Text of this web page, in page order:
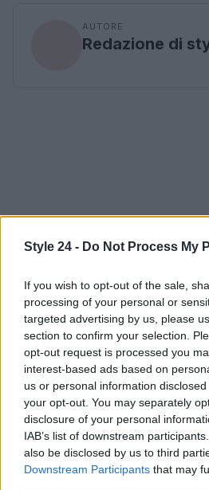
Style 24 - Do Not Process My
If you wish to opt-out of the sale,
processing of your personal or
targeted advertising by us, please
section to confirm your selection.
opt-out request is processed you
interest-based ads based on
us or personal information
your opt-out. You may separately
disclosure of your personal
IAB’s list of downstream
also be disclosed by us to third
Downstream Participants that may
AUTORE
Redazione di
Continua a leggere